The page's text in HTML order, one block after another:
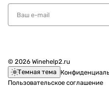
© 2026 Winehelp2.ru
Темная тема
Пользовательское соглашение